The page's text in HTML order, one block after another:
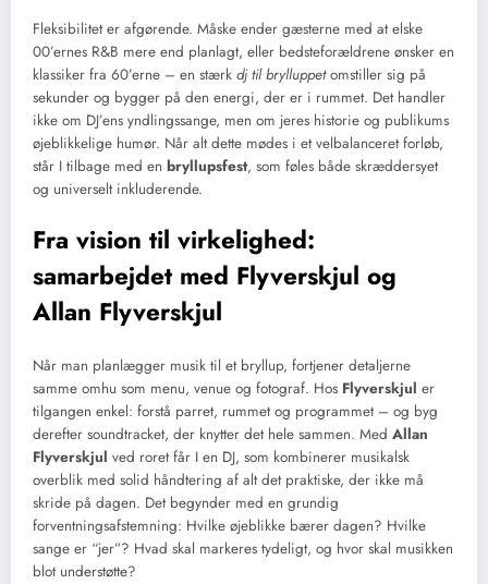
Fleksibilitet er afgørende. Måske ender gæsterne med at elske
00’ernes R&B mere end planlagt, eller bedsteforældrene ønsker en
klassiker fra 60’erne – en stærk dj til brylluppetomstiller sig på
sekunder og bygger på den energi, der er i rummet. Det handler
ikke om DJ’ens yndlingssange, men om jeres historie og publikums
øjeblikkelige humør. Når alt dette mødes i et velbalanceret forløb,
står I tilbage med en bryllupsfest, som føles både skræddersyet
og universelt inkluderende.
Fra vision til virkelighed:
samarbejdet med Flyverskjul og
Allan Flyverskjul
Når man planlægger musik til et bryllup, fortjener detaljerne
samme omhu som menu, venue og fotograf. Hos Flyverskjul er
tilgangen enkel: forstå parret, rummet og programmet – og byg
derefter soundtracket, der knytter det hele sammen. Med Allan
Flyverskjul ved roret får I en DJ, som kombinerer musikalsk
overblik med solid håndtering af alt det praktiske, der ikke må
skride på dagen. Det begynder med en grundig
forventningsafstemning: Hvilke øjeblikke bærer dagen? Hvilke
sange er “jer”? Hvad skal markeres tydeligt, og hvor skal musikken
blot understøtte?